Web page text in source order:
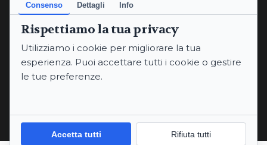
Consenso Dettagli Info
Rispettiamo la tua privacy
Utilizziamo i cookie per migliorare la tua
esperienza. Puoi accettare tutti i cookie o gestire
le tue preferenze.
Informativa sulla PrivacyCookie Policy
Accetta tutti Rifiuta tutti
Termini e Condizioni
P.IVA: 02234760565
Email:annaritaproperzi@gmail.com
PEC:annaritaproperzi@pec.it
Telefoni: